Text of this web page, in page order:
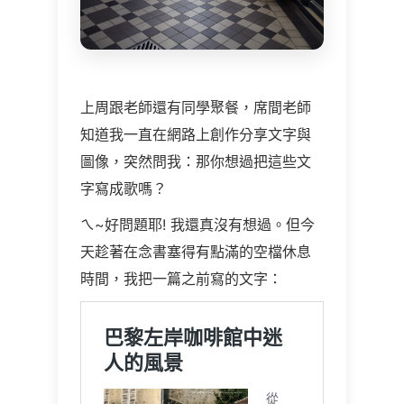
上周跟老師還有同學聚餐，席間老師
知道我一直在網路上創作分享文字與
圖像，突然問我：那你想過把這些文
字寫成歌嗎？
ㄟ~好問題耶! 我還真沒有想過。但今
天趁著在念書塞得有點滿的空檔休息
時間，我把一篇之前寫的文字：